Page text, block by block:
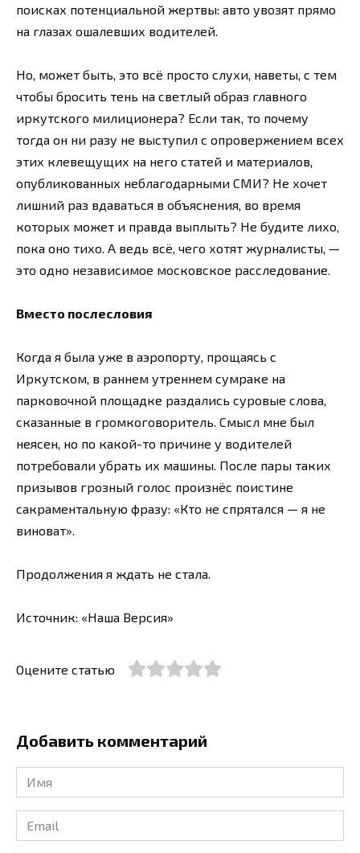
поисках потенциальной жертвы: авто увозят прямо
на глазах ошалевших водителей.
Но, может быть, это всё просто слухи, наветы, с тем
чтобы бросить тень на светлый образ главного
иркутского милиционера? Если так, то почему
тогда он ни разу не выступил с опровержением всех
этих клевещущих на него статей и материалов,
опубликованных неблагодарными СМИ? Не хочет
лишний раз вдаваться в объяснения, во время
которых может и правда выплыть? Не будите лихо,
пока оно тихо. А ведь всё, чего хотят журналисты, —
это одно независимое московское расследование.
Вместо послесловия
Когда я была уже в аэропорту, прощаясь с
Иркутском, в раннем утреннем сумраке на
парковочной площадке раздались суровые слова,
сказанные в громкоговоритель. Смысл мне был
неясен, но по какой-то причине у водителей
потребовали убрать их машины. После пары таких
призывов грозный голос произнёс поистине
сакраментальную фразу: «Кто не спрятался — я не
виноват».
Продолжения я ждать не стала.
Источник: «Наша Версия»
Оцените статью
Добавить комментарий
Имя
*
Email
*